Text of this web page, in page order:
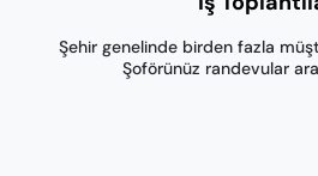
Şehir genelinde birden fazla
Şoförünüz randevular